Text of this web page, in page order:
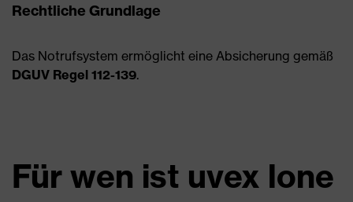
Rechtliche Grundlage
Das Notrufsystem ermöglicht eine Absicherung gemäß
DGUV Regel 112-139.
Für wen ist uvex lone